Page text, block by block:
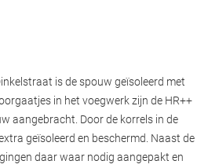
is de spouw geïsoleerd met
in het voegwerk zijn de HR++
aangebracht. Door de korrels in de
geïsoleerd en beschermd. Naast de
daar waar nodig aangepakt en